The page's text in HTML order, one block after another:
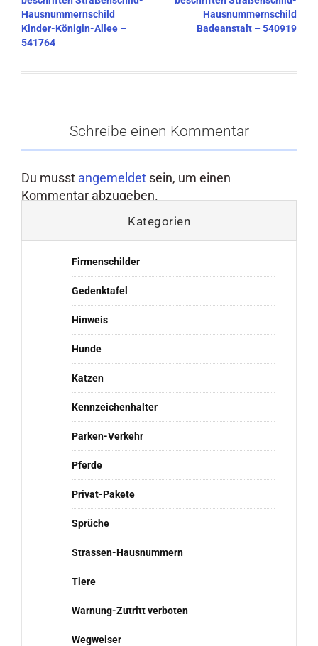
Hausnummernschild
Kinder-Königin-Allee –
541764
Hausnummernschild
Badeanstalt – 540919
Schreibe einen Kommentar
Du musst angemeldet sein, um einen
Kommentar abzugeben.
Kategorien
Firmenschilder
Gedenktafel
Hinweis
Hunde
Katzen
Kennzeichenhalter
Parken-Verkehr
Pferde
Privat-Pakete
Sprüche
Strassen-Hausnummern
Tiere
Warnung-Zutritt verboten
Wegweiser